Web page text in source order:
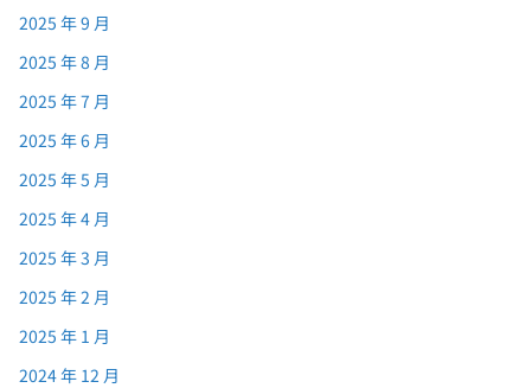
2025 年 9 月
2025 年 8 月
2025 年 7 月
2025 年 6 月
2025 年 5 月
2025 年 4 月
2025 年 3 月
2025 年 2 月
2025 年 1 月
2024 年 12 月